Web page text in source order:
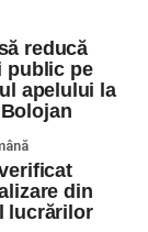
reducă
public pe
apelului la
din
lucrărilor